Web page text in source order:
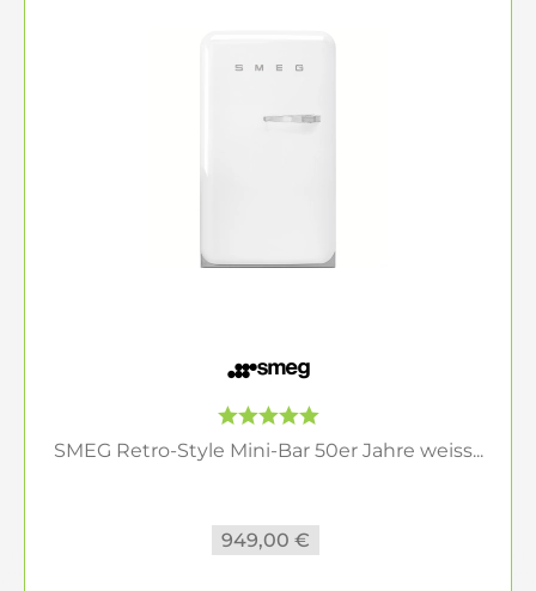
SMEG Retro-Style Mini-Bar 50er Jahre weiss...
949,00 €